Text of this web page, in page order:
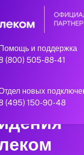
и поддержка
(800) 505-88-41
новых
(495) 150-90-48
Система